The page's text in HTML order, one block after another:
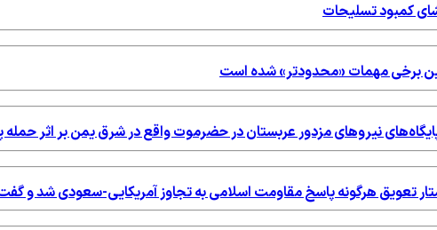
کمبود تسلیحات
برخی مهمات «محدودتر» شده است
نیروهای مزدور عربستان در حضرموت واقع در شرق یمن بر اثر حمله
تعویق هرگونه پاسخ مقاومت اسلامی به تجاوز آمریکایی-سعودی شد و